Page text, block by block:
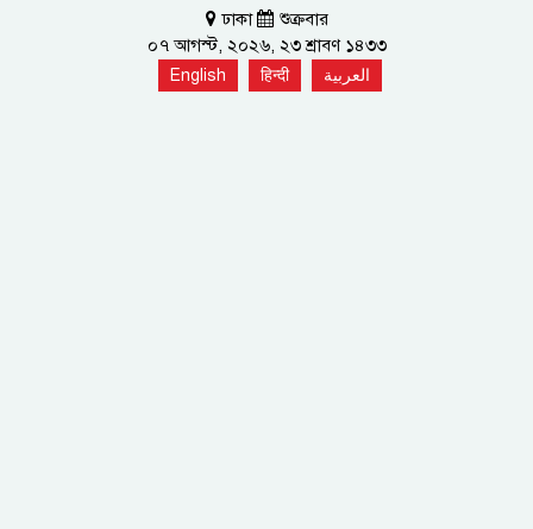
ঢাকা
শুক্রবার
০৭ আগস্ট, ২০২৬, ২৩ শ্রাবণ ১৪৩৩
English हिन्दी العربية